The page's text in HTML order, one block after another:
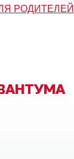
РОДИТЕЛЕЙ